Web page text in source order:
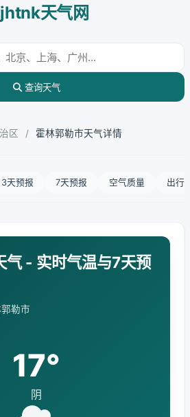
jhtnk天气网
查询天气
区 / 霍林郭勒市天气详情
3天预报 7天预报 空气质量 出行
气 - 实时气温与7天预
勒市
17°
阴